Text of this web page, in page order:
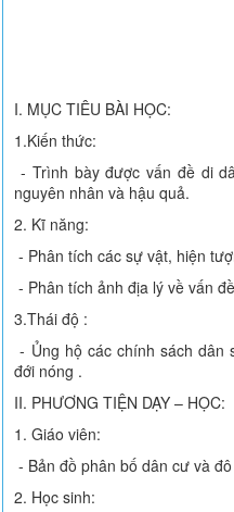
I. MỤC TIÊU BÀI HỌC:
1.Kiến thức:
- Trình bày được vấn đề di
nguyên nhân và hậu quả.
2. Kĩ năng:
- Phân tích các sự vật, hiện
- Phân tích ảnh địa lý về vấn
3.Thái độ :
- Ủng hộ các chính sách dân
đới nóng .
II. PHƯƠNG TIỆN DẠY – HỌC:
1. Giáo viên:
- Bản đồ phân bố dân cư và
2. Học sinh: